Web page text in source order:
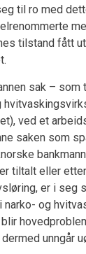
til ro med
tilstand fått
sak –
ved et
saken som
tiltalt eller
er i seg
narko- og
dermed unngår